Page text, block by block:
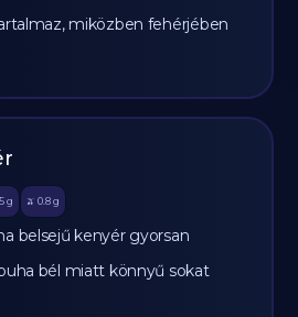
miközben fehérjében
g 🫒 0.8 g
belsejű kenyér gyorsan
bél miatt könnyű sokat